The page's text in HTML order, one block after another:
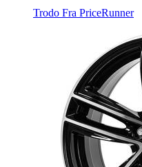
Trodo Fra PriceRunner